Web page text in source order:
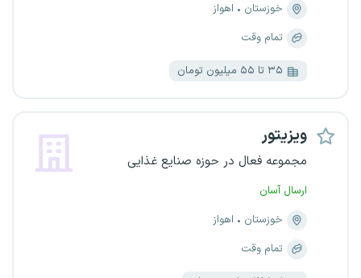
خوزستان
اهواز
تمام وقت
۳۵ تا ۵۵ میلیون تومان
ویزیتور
مجموعه فعال در حوزه صنایع غذایی
ارسال آسان
خوزستان
اهواز
تمام وقت